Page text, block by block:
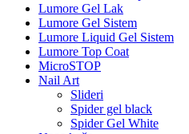
Lumore Gel Lak
Lumore Gel Sistem
Lumore Liquid Gel Sistem
Lumore Top Coat
MicroSTOP
Nail Art
Slideri
Spider gel black
Spider Gel White